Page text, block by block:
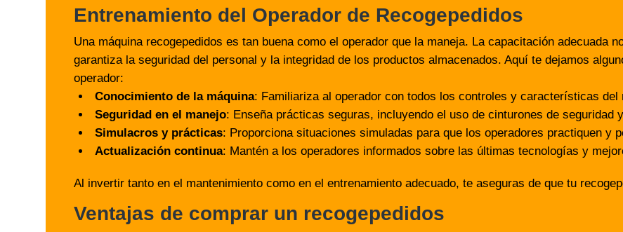
Entrenamiento del Operador de Recogepedidos
Una máquina recogepedidos es tan buena como el operador que la maneja. La capacitación adecuada
garantiza la seguridad del personal y la integridad de los productos almacenados. Aquí te dejamos
operador:
Conocimiento de la máquina: Familiariza al operador con todos los controles y características del
Seguridad en el manejo: Enseña prácticas seguras, incluyendo el uso de cinturones de seguridad
Simulacros y prácticas: Proporciona situaciones simuladas para que los operadores practiquen y
Actualización continua: Mantén a los operadores informados sobre las últimas tecnologías y
Al invertir tanto en el mantenimiento como en el entrenamiento adecuado, te aseguras de que tu
Ventajas de comprar un recogepedidos